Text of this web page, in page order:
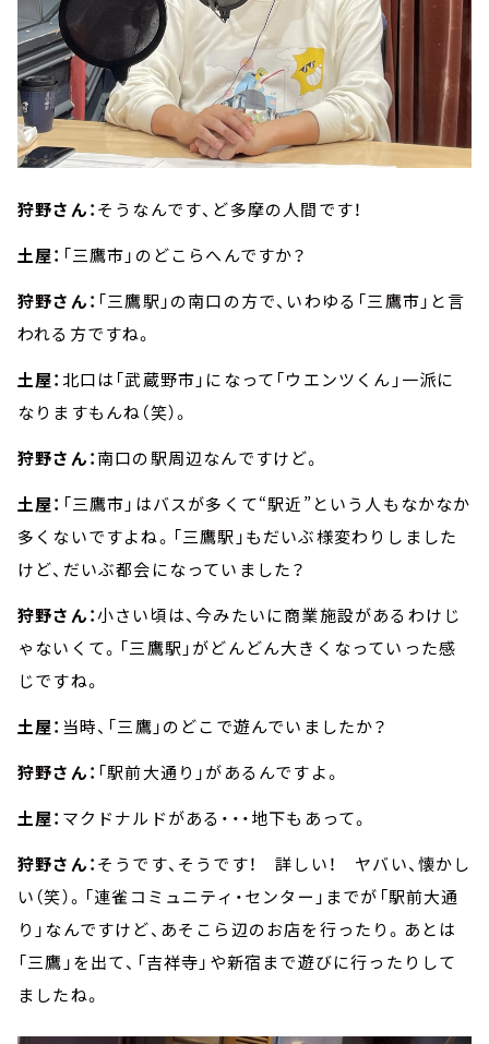
狩野さん：そうなんです、ど多摩の人間です！
土屋： 「三鷹市」のどこらへんですか？
狩野さん： 「三鷹駅」の南口の方で、いわゆる「三鷹市」と言
われる方ですね。
土屋：北口は「武蔵野市」になって「ウエンツくん」一派に
なりますもんね（笑）。
狩野さん：南口の駅周辺なんですけど。
土屋： 「三鷹市」はバスが多くて“駅近”という人もなかなか
多くないですよね。「三鷹駅」もだいぶ様変わりしました
けど、だいぶ都会になっていました？
狩野さん：小さい頃は、今みたいに商業施設があるわけじ
ゃないくて。「三鷹駅」がどんどん大きくなっていった感
じですね。
土屋： 当時、「三鷹」のどこで遊んでいましたか？
狩野さん： 「駅前大通り」があるんですよ。
土屋： マクドナルドがある・・・地下もあって。
狩野さん：そうです、そうです！ 詳しい！ ヤバい、懐かし
い（笑）。「連雀コミュニティ・センター」までが「駅前大通
り」なんですけど、あそこら辺のお店を行ったり。あとは
「三鷹」を出て、「吉祥寺」や新宿まで遊びに行ったりして
ましたね。